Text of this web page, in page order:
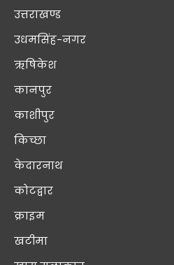
उत्तराखण्ड
उधमसिंह-नगर
ऋषिकेश
कानपुर
काशीपुर
किच्छा
केदारनाथ
कोटद्वार
क्राइम
खटीमा